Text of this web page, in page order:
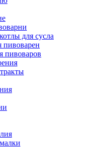
для сусла
пивоваров